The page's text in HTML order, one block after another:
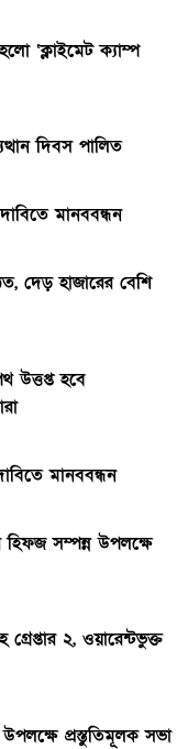
‘ক্লাইমেট ক্যাম্প
দিবস পালিত
মানববন্ধন
দেড় হাজারের বেশি
উত্তপ্ত হবে
মানববন্ধন
হিফজ সম্পন্ন উপলক্ষে
২, ওয়ারেন্টভুক্ত
প্রস্তুতিমূলক সভা